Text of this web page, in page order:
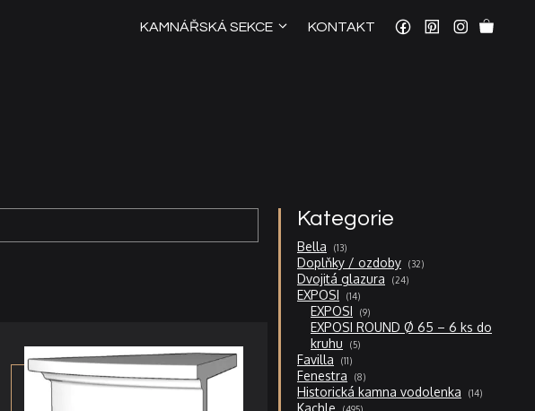
KAMNÁŘSKÁ SEKCE KONTAKT
Kategorie
Bella 1313
produktů
Doplňky / ozdoby 3232
produktů
Dvojitá glazura 2424
produktů
EXPOSI 1414
produktů
EXPOSI 99
produktů
EXPOSI ROUND Ø 65 – 6 ks do
kruhu
55
produktů
Favilla 1111
produktů
Fenestra 88
produktů
Historická kamna vodolenka 1414
produktů
Kachle
495